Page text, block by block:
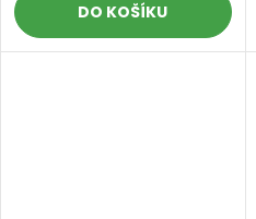
DO KOŠÍKU